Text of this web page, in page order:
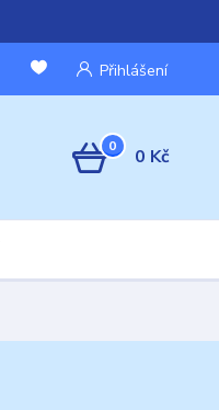
Přihlášení
0 0 Kč